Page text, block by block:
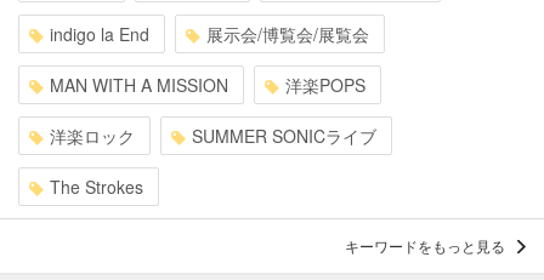
indigo la End 展示会/博覧会/展覧会
MAN WITH A MISSION 洋楽POPS
洋楽ロック SUMMER SONICライブ
The Strokes
キーワードをもっと見る